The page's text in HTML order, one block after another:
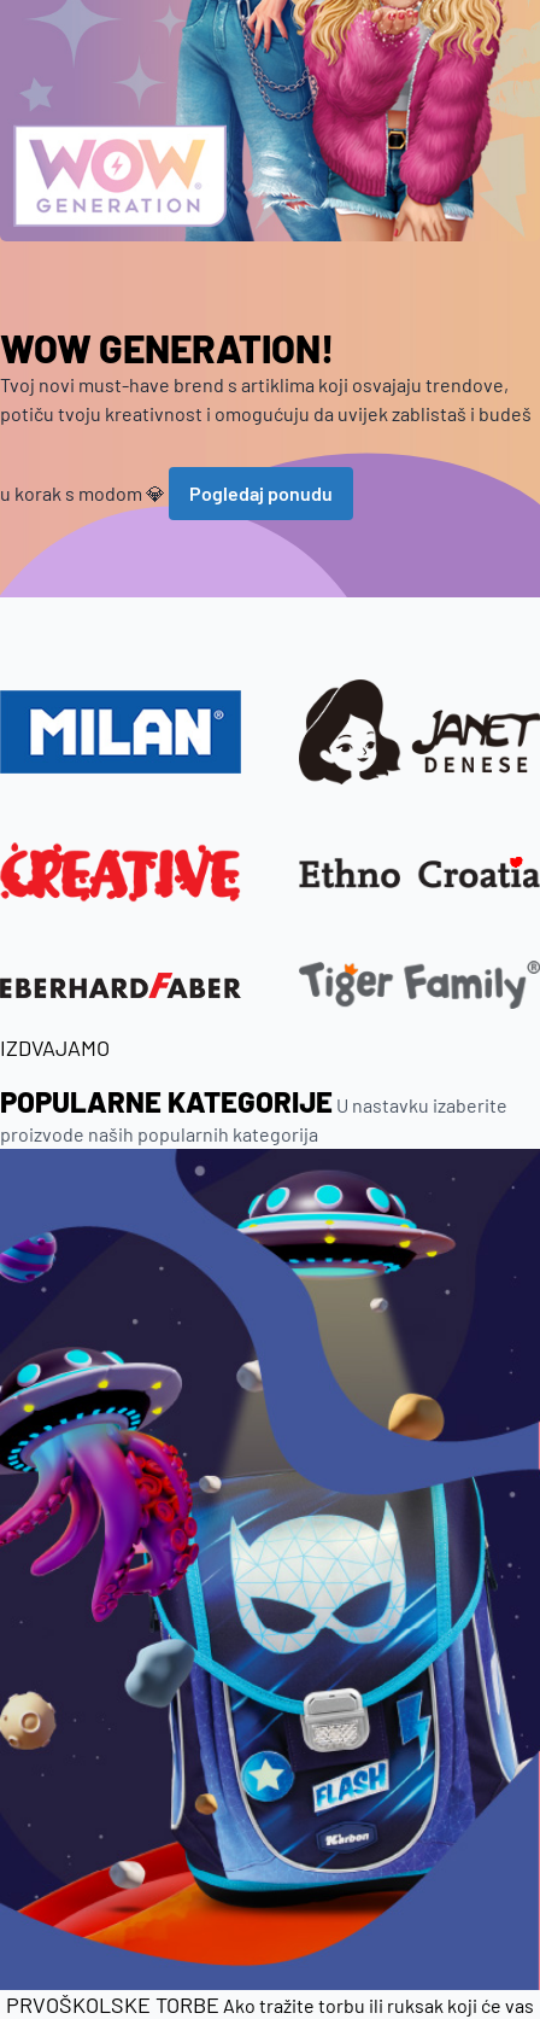
WOW GENERATION!
Tvoj novi must-have brend s artiklima koji osvajaju trendove,
potiču tvoju kreativnost i omogućuju da uvijek zablistaš i budeš
u korak s modom 💎 Pogledaj ponudu
IZDVAJAMO
POPULARNE KATEGORIJE U nastavku izaberite
proizvode naših popularnih kategorija
PRVOŠKOLSKE TORBE Ako tražite torbu ili ruksak koji će vas